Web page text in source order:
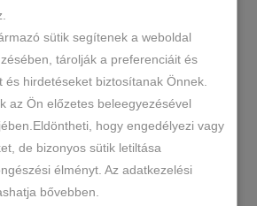
RENDEZÉS LEGÚJABB ALAPJÁN
1 TALÁLAT
-20%
sütik segítenek a weboldal
tárolják a preferenciáit és
és hirdetéseket biztosítanak Önnek.
az Ön előzetes beleegyezésével
hogy engedélyezi vagy
de bizonyos sütik letiltása
élményt. Az adatkezelési
bővebben.